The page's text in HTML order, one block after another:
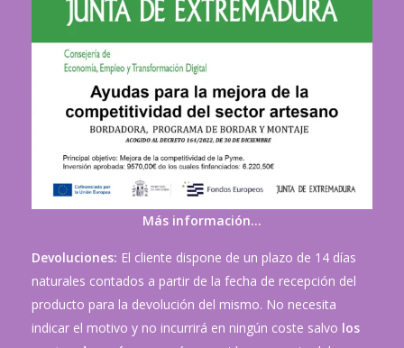
Más información…
Devoluciones: El cliente dispone de un plazo de 14 días
naturales contados a partir de la fecha de recepción del
producto para la devolución del mismo. No necesita
indicar el motivo y no incurrirá en ningún coste salvo los